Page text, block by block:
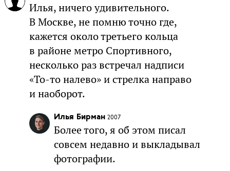
Илья, ничего удивительного.
В Москве, не помню точно где,
кажется около третьего кольца
в районе метро Спортивного,
несколько раз встречал надписи
«То-то налево» и стрелка направо
и наоборот.
Илья Бирман 2007
Более того, я об этом писал
совсем недавно и выкладывал
фотографии.